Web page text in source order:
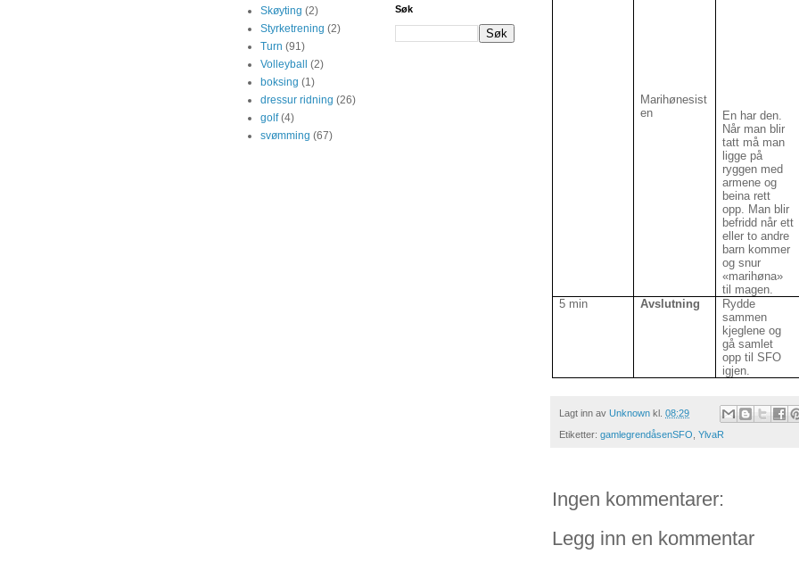
Marihønesist
en
En har den.
Når man blir
tatt må man
ligge på
ryggen med
armene og
beina rett
opp. Man blir
befridd når ett
eller to andre
barn kommer
og snur
«marihøna»
til magen.
5 min Avslutning
Rydde
sammen
kjeglene og
gå samlet
opp til SFO
igjen.
Lagt inn av Unknown kl. 08:29
Etiketter: gamlegrendåsenSFO YlvaR
Ingen kommentarer:
Legg inn en kommentar
Skøyting (2)
Styrketrening (2)
Turn (91)
Volleyball
(2)
boksing (1)
dressur ridning (26)
golf (4)
svømming (67)
Søk